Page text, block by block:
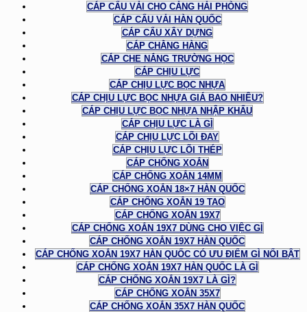
CÁP CẨU VẢI CHO CẢNG HẢI PHÒNG
CÁP CẨU VẢI HÀN QUỐC
CÁP CẨU XÂY DỰNG
CÁP CHẰNG HÀNG
CÁP CHE NẮNG TRƯỜNG HỌC
CÁP CHỊU LỰC
CÁP CHỊU LỰC BỌC NHỰA
CÁP CHỊU LỰC BỌC NHỰA GIÁ BAO NHIÊU?
CÁP CHỊU LỰC BỌC NHỰA NHẬP KHẨU
CÁP CHỊU LỰC LÀ GÌ
CÁP CHỊU LỰC LÕI ĐAY
CÁP CHỊU LỰC LÕI THÉP
CÁP CHỐNG XOẮN
CÁP CHỐNG XOẮN 14MM
CÁP CHỐNG XOẮN 18×7 HÀN QUỐC
CÁP CHỐNG XOẮN 19 TAO
CÁP CHỐNG XOẮN 19X7
CÁP CHỐNG XOẮN 19X7 DÙNG CHO VIỆC GÌ
CÁP CHỐNG XOẮN 19X7 HÀN QUỐC
CÁP CHỐNG XOẮN 19X7 HÀN QUỐC CÓ ƯU ĐIỂM GÌ NỔI BẬT
CÁP CHỐNG XOẮN 19X7 HÀN QUỐC LÀ GÌ
CÁP CHỐNG XOẮN 19X7 LÀ GÌ?
CÁP CHỐNG XOẮN 35X7
CÁP CHỐNG XOẮN 35X7 HÀN QUỐC